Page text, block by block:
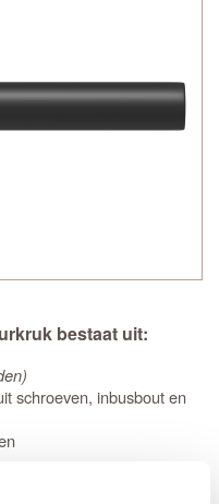
bestaat uit:
schroeven, inbusbout en